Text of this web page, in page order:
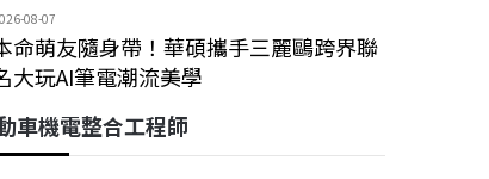
08-07
命萌友隨身帶！華碩攜手三麗鷗跨界聯
大玩AI筆電潮流美學
車機電整合工程師